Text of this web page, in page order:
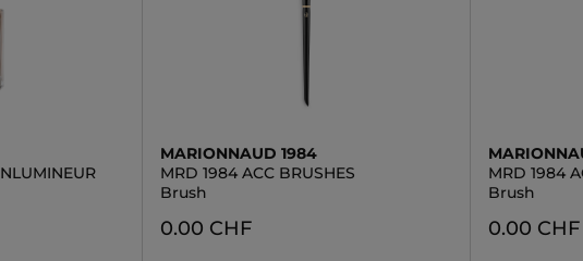
MARIONNAUD 1984
MRD 1984 ACC BRUSHES
Brush
0.00 CHF
MRD 1984
Brush
0.00 CHF